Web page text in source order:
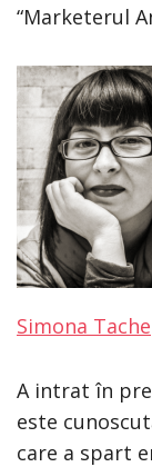
“Marketerul
Simona Tache
A intrat în
este
care a spart